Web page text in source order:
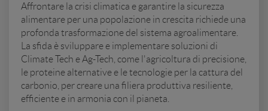
Affrontare la crisi climatica e garantire la sicurezza
alimentare per una popolazione in crescita richiede una
profonda trasformazione del sistema agroalimentare.
La sfida è sviluppare e implementare soluzioni di
Climate Tech e Ag-Tech, come l'agricoltura di precisione,
le proteine alternative e le tecnologie per la cattura del
carbonio, per creare una filiera produttiva resiliente,
efficiente e in armonia con il pianeta.